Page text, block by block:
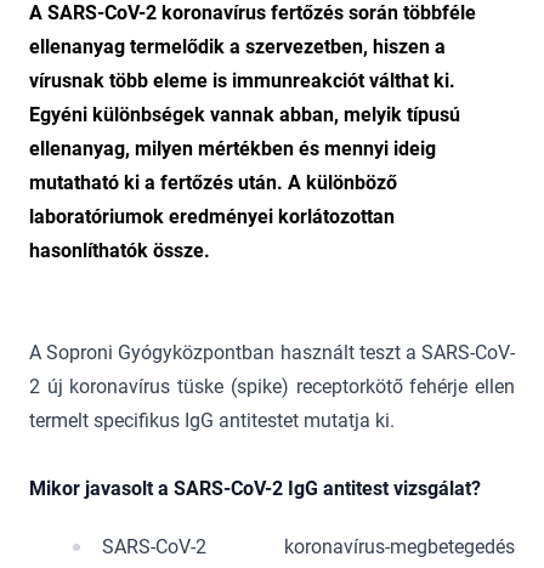
A SARS-CoV-2 koronavírus fertőzés során többféle
ellenanyag termelődik a szervezetben, hiszen a
vírusnak több eleme is immunreakciót válthat ki.
Egyéni különbségek vannak abban, melyik típusú
ellenanyag, milyen mértékben és mennyi ideig
mutatható ki a fertőzés után. A különböző
laboratóriumok eredményei korlátozottan
hasonlíthatók össze.
A Soproni Gyógyközpontban használt teszt a SARS-CoV-
2 új koronavírus tüske (spike) receptorkötő fehérje ellen
termelt specifikus IgG antitestet mutatja ki.
Mikor javasolt a SARS-CoV-2 IgG antitest vizsgálat?
SARS-CoV-2 koronavírus-megbetegedés